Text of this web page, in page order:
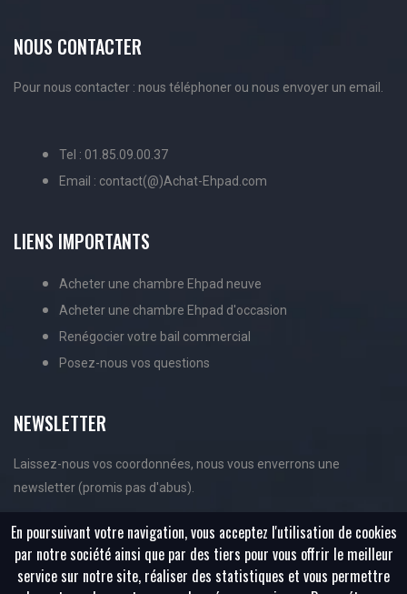
NOUS CONTACTER
Pour nous contacter : nous téléphoner ou nous envoyer un email.
Tel : 01.85.09.00.37
Email : contact(@)Achat-Ehpad.com
LIENS IMPORTANTS
Acheter une chambre Ehpad neuve
Acheter une chambre Ehpad d'occasion
Renégocier votre bail commercial
Posez-nous vos questions
NEWSLETTER
Laissez-nous vos coordonnées, nous vous enverrons une
newsletter (promis pas d'abus).
En poursuivant votre navigation, vous acceptez l'utilisation de cookies
par notre société ainsi que par des tiers pour vous offrir le meilleur
service sur notre site, réaliser des statistiques et vous permettre